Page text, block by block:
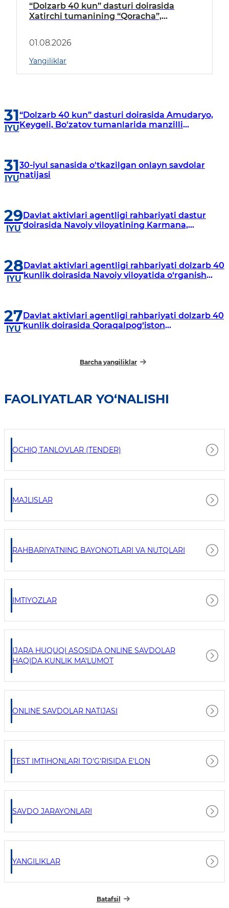
“Dolzarb 40 kun” dasturi doirasida
Xatirchi tumanining “Qoracha”,
borildi
01.08.2026
Yangiliklar
31
IYU
“Dolzarb 40 kun” dasturi doirasida Amudaryo,
Keygeli, Bo'zatov tumanlarida manzilli
31
IYU
30-iyul sanasida o'tkazilgan onlayn savdolar
natijasi
29
IYU
Davlat aktivlari agentligi rahbariyati dastur
doirasida Navoiy viloyatining Karmana,
28
IYU
Davlat aktivlari agentligi rahbariyati dolzarb 40
kunlik doirasida Navoiy viloyatida o‘rganish
27
IYU
Davlat aktivlari agentligi rahbariyati dolzarb 40
kunlik doirasida Qoraqalpog‘iston
Barcha yangiliklar
FAOLIYATLAR YO‘NALISHI
OCHIQ TANLOVLAR (TENDER)
MAJLISLAR
RAHBARIYATNING BAYONOTLARI VA NUTQLARI
IMTIYOZLAR
IJARA HUQUQI ASOSIDA ONLINE SAVDOLAR
HAQIDA KUNLIK MA'LUMOT
ONLINE SAVDOLAR NATIJASI
TEST IMTIHONLARI TO'G'RISIDA E'LON
SAVDO JARAYONLARI
YANGILIKLAR
Batafsil